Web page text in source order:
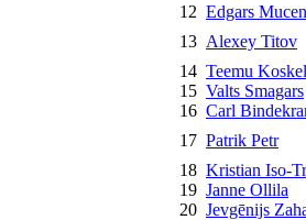
12 Edgars
13 Alexey Titov
14 Teemu
15 Valts Smagars
16 Carl
17 Patrik Petr
18 Kristian Iso-
19 Janne Ollila
20 Jevgēnijs